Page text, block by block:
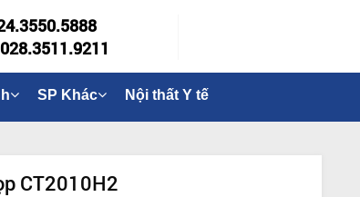
SP Khác Nội thất Y tế
CT2010H2